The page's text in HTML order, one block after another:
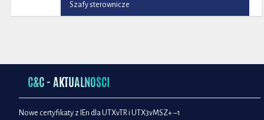
Szafy sterownicze
C&C - AKTUALNOŚCI
Nowe certyfikaty z IEn dla UTXvTR i UTX3vMSZ+ –1